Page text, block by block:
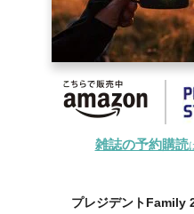
雑誌の予約購読
プレジデントFamily